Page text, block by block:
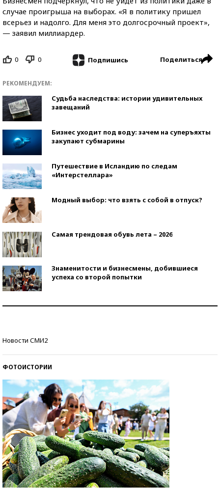
случае проигрыша на выборах. «Я в политику пришел
всерьез и надолго. Для меня это долгосрочный проект»,
— заявил миллиардер.
0 0 Подпишись Поделиться
РЕКОМЕНДУЕМ:
Судьба наследства: истории удивительных
завещаний
Бизнес уходит под воду: зачем на суперъяхты
закупают субмарины
Путешествие в Исландию по следам
«Интерстеллара»
Модный выбор: что взять с собой в отпуск?
Самая трендовая обувь лета – 2026
Знаменитости и бизнесмены, добившиеся
успеха со второй попытки
Новости СМИ2
ФОТОИСТОРИИ